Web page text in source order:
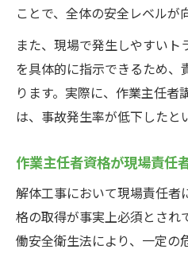
ことで、全体の安全レベルが
また、現場で発生しやすい
を具体的に指示できるため、
ります。実際に、作業主任者
は、事故発生率が低下したと
作業主任者資格が現場責任
解体工事において現場責任者
格の取得が事実上必須とされ
働安全衛生法により、一定の